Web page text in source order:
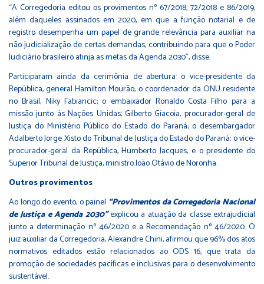
“A Corregedoria editou os provimentos nº 67/2018, 72/2018 e 86/2019,
além daqueles assinados em 2020, em que a função notarial e de
registro desempenha um papel de grande relevância para auxiliar na
não judicialização de certas demandas, contribuindo para que o Poder
Judiciário brasileiro atinja as metas da Agenda 2030”, disse.
Participaram ainda da cerimônia de abertura: o vice-presidente da
República, general Hamilton Mourão; o coordenador da ONU residente
no Brasil, Niky Fabiancic; o embaixador Ronaldo Costa Filho para a
missão junto às Nações Unidas; Gilberto Giacoia, procurador-geral de
Justiça do Ministério Público do Estado do Paraná; o desembargador
Adalberto Jorge Xisto do Tribunal de Justiça do Estado do Paraná; o vice-
procurador-geral da República, Humberto Jacques; e o presidente do
Superior Tribunal de Justiça, ministro João Otávio de Noronha.
Outros provimentos
Ao longo do evento, o painel “Provimentos da Corregedoria Nacional
de Justiça e Agenda 2030”explicou a atuação da classe extrajudicial
junto a determinação nº 46/2020 e a Recomendação nº 46/2020. O
juiz auxiliar da Corregedoria, Alexandre Chini, afirmou que 96% dos atos
normativos editados estão relacionados ao ODS 16, que trata da
promoção de sociedades pacíficas e inclusivas para o desenvolvimento
sustentável.